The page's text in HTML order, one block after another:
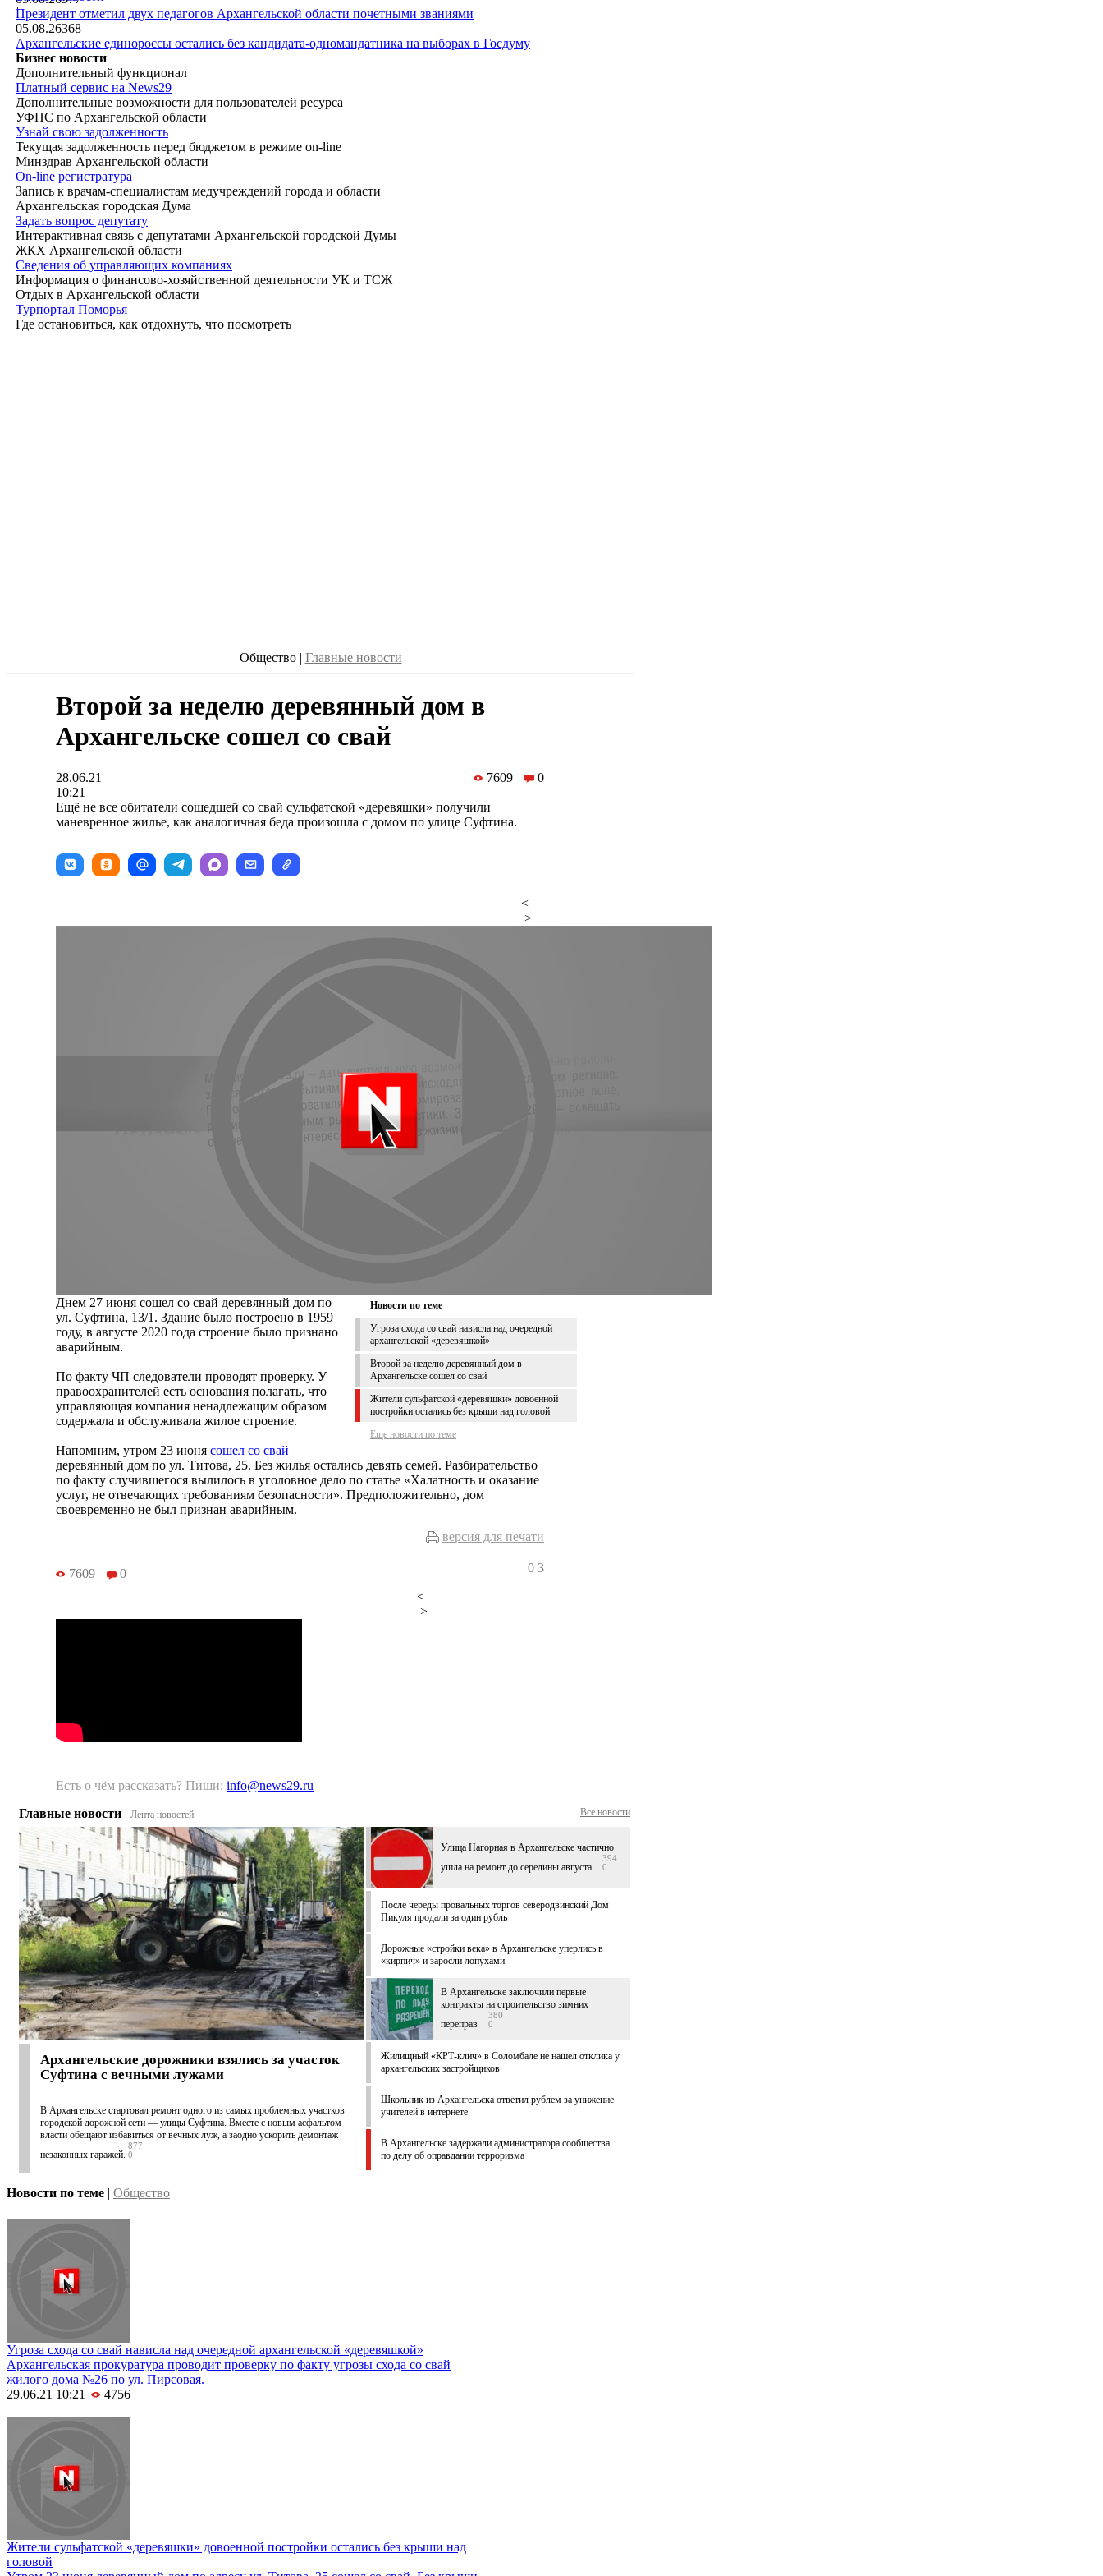
|
Президент отметил двух педагогов Архангельской области почетными званиями
05.08.26368
Архангельские единороссы остались без кандидата-одномандатника на выборах в Госдуму
Бизнес новости
Дополнительный функционал
Платный сервис на News29
Дополнительные возможности для пользователей ресурса
УФНС по Архангельской области
Узнай свою задолженность
Текущая задолженность перед бюджетом в режиме on-line
Минздрав Архангельской области
On-line регистратура
Запись к врачам-специалистам медучреждений города и области
Архангельская городская Дума
Задать вопрос депутату
Интерактивная связь с депутатами Архангельской городской Думы
ЖКХ Архангельской области
Сведения об управляющих компаниях
Информация о финансово-хозяйственной деятельности УК и ТСЖ
Отдых в Архангельской области
Турпортал Поморья
Где остановиться, как отдохнуть, что посмотреть
Общество | Главные новости
Второй за неделю деревянный дом в
Архангельске сошел со свай
28.06.21
10:21
7609 0
Ещё не все обитатели сошедшей со свай сульфатской «деревяшки» получили
маневренное жилье, как аналогичная беда произошла с домом по улице Суфтина.
<
>
Новости по теме
Угроза схода со свай нависла над очередной
архангельской «деревяшкой»
Второй за неделю деревянный дом в
Архангельске сошел со свай
Жители сульфатской «деревяшки» довоенной
постройки остались без крыши над головой
Еще новости по теме
Днем 27 июня сошел со свай деревянный дом по
ул. Суфтина, 13/1. Здание было построено в 1959
году, в августе 2020 года строение было признано
аварийным.
По факту ЧП следователи проводят проверку. У
правоохранителей есть основания полагать, что
управляющая компания ненадлежащим образом
содержала и обслуживала жилое строение.
Напомним, утром 23 июня сошел со свай
деревянный дом по ул. Титова, 25. Без жилья остались девять семей. Разбирательство
по факту случившегося вылилось в уголовное дело по статье «Халатность и оказание
услуг, не отвечающих требованиям безопасности». Предположительно, дом
своевременно не был признан аварийным.
версия для печати
7609 0 0 3
<
>
Есть о чём рассказать? Пиши: info@news29.ru
Главные новости | Лента новостей Все новости
Архангельские дорожники взялись за участок
Суфтина с вечными лужами
В Архангельске стартовал ремонт одного из самых проблемных участков
городской дорожной сети — улицы Суфтина. Вместе с новым асфальтом
власти обещают избавиться от вечных луж, а заодно ускорить демонтаж
незаконных гаражей.
877
0
Улица Нагорная в Архангельске частично
ушла на ремонт до середины августа
394
0
После череды провальных торгов северодвинский Дом
Пикуля продали за один рубль
Дорожные «стройки века» в Архангельске уперлись в
«кирпич» и заросли лопухами
В Архангельске заключили первые
контракты на строительство зимних
переправ
380
0
Жилищный «КРТ-клич» в Соломбале не нашел отклика у
архангельских застройщиков
Школьник из Архангельска ответил рублем за унижение
учителей в интернете
В Архангельске задержали администратора сообщества
по делу об оправдании терроризма
Новости по теме | Общество
Угроза схода со свай нависла над очередной архангельской «деревяшкой»
Архангельская прокуратура проводит проверку по факту угрозы схода со свай
жилого дома №26 по ул. Пирсовая.
29.06.21 10:21
4756
Жители сульфатской «деревяшки» довоенной постройки остались без крыши над
головой